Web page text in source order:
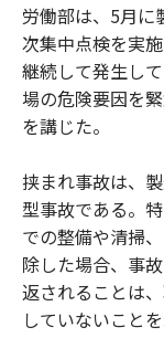
労働部は、5月に
次集中点検を実
継続して発生し
場の危険要因を
を講じた。
挟まれ事故は、
型事故である。
での整備や清掃
除した場合、事
返されることは
していないこと